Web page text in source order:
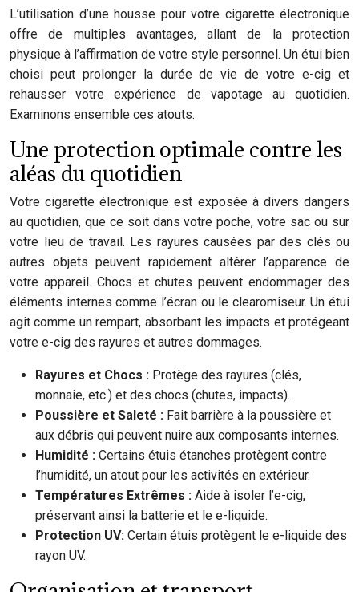
L’utilisation d’une housse pour votre cigarette électronique
offre de multiples avantages, allant de la protection
physique à l’affirmation de votre style personnel. Un étui bien
choisi peut prolonger la durée de vie de votre e-cig et
rehausser votre expérience de vapotage au quotidien.
Examinons ensemble ces atouts.
Une protection optimale contre les
aléas du quotidien
Votre cigarette électronique est exposée à divers dangers
au quotidien, que ce soit dans votre poche, votre sac ou sur
votre lieu de travail. Les rayures causées par des clés ou
autres objets peuvent rapidement altérer l’apparence de
votre appareil. Chocs et chutes peuvent endommager des
éléments internes comme l’écran ou le clearomiseur. Un étui
agit comme un rempart, absorbant les impacts et protégeant
votre e-cig des rayures et autres dommages.
Rayures et Chocs : Protège des rayures (clés,
monnaie, etc.) et des chocs (chutes, impacts).
Poussière et Saleté : Fait barrière à la poussière et
aux débris qui peuvent nuire aux composants internes.
Humidité : Certains étuis étanches protègent contre
l’humidité, un atout pour les activités en extérieur.
Températures Extrêmes : Aide à isoler l’e-cig,
préservant ainsi la batterie et le e-liquide.
Protection UV: Certain étuis protègent le e-liquide des
rayon UV.